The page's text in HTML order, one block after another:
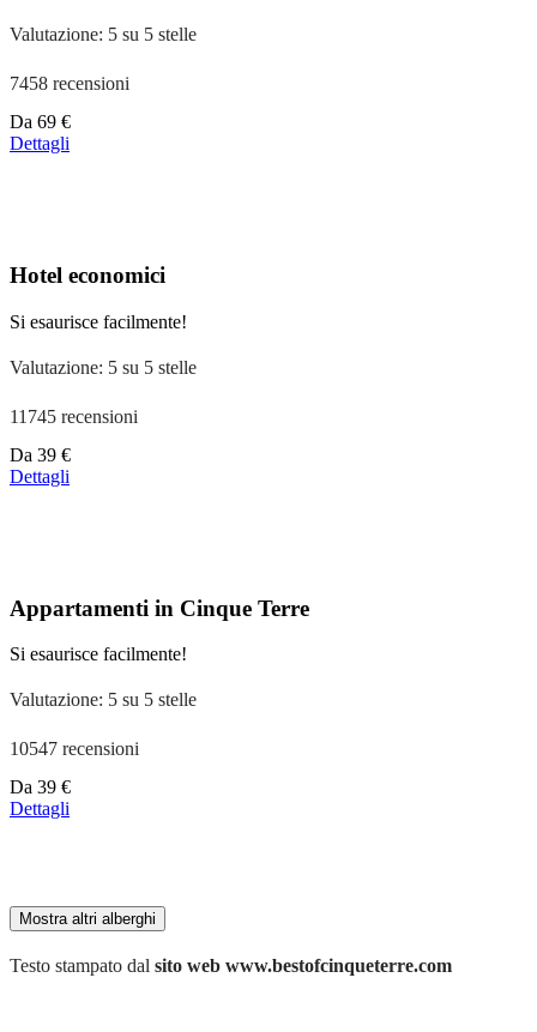
Valutazione: 5 su 5 stelle
7458 recensioni
Prezzo
a
Da 69 €
Dettagli
Hotel economici
Si esaurisce facilmente!
Valutazione: 5 su 5 stelle
11745 recensioni
Prezzo
a
Da 39 €
Dettagli
Appartamenti in Cinque Terre
Si esaurisce facilmente!
Valutazione: 5 su 5 stelle
10547 recensioni
Prezzo
a
Da 39 €
Dettagli
Mostra altri alberghi
Testo stampato dal sito web www.bestofcinqueterre.com